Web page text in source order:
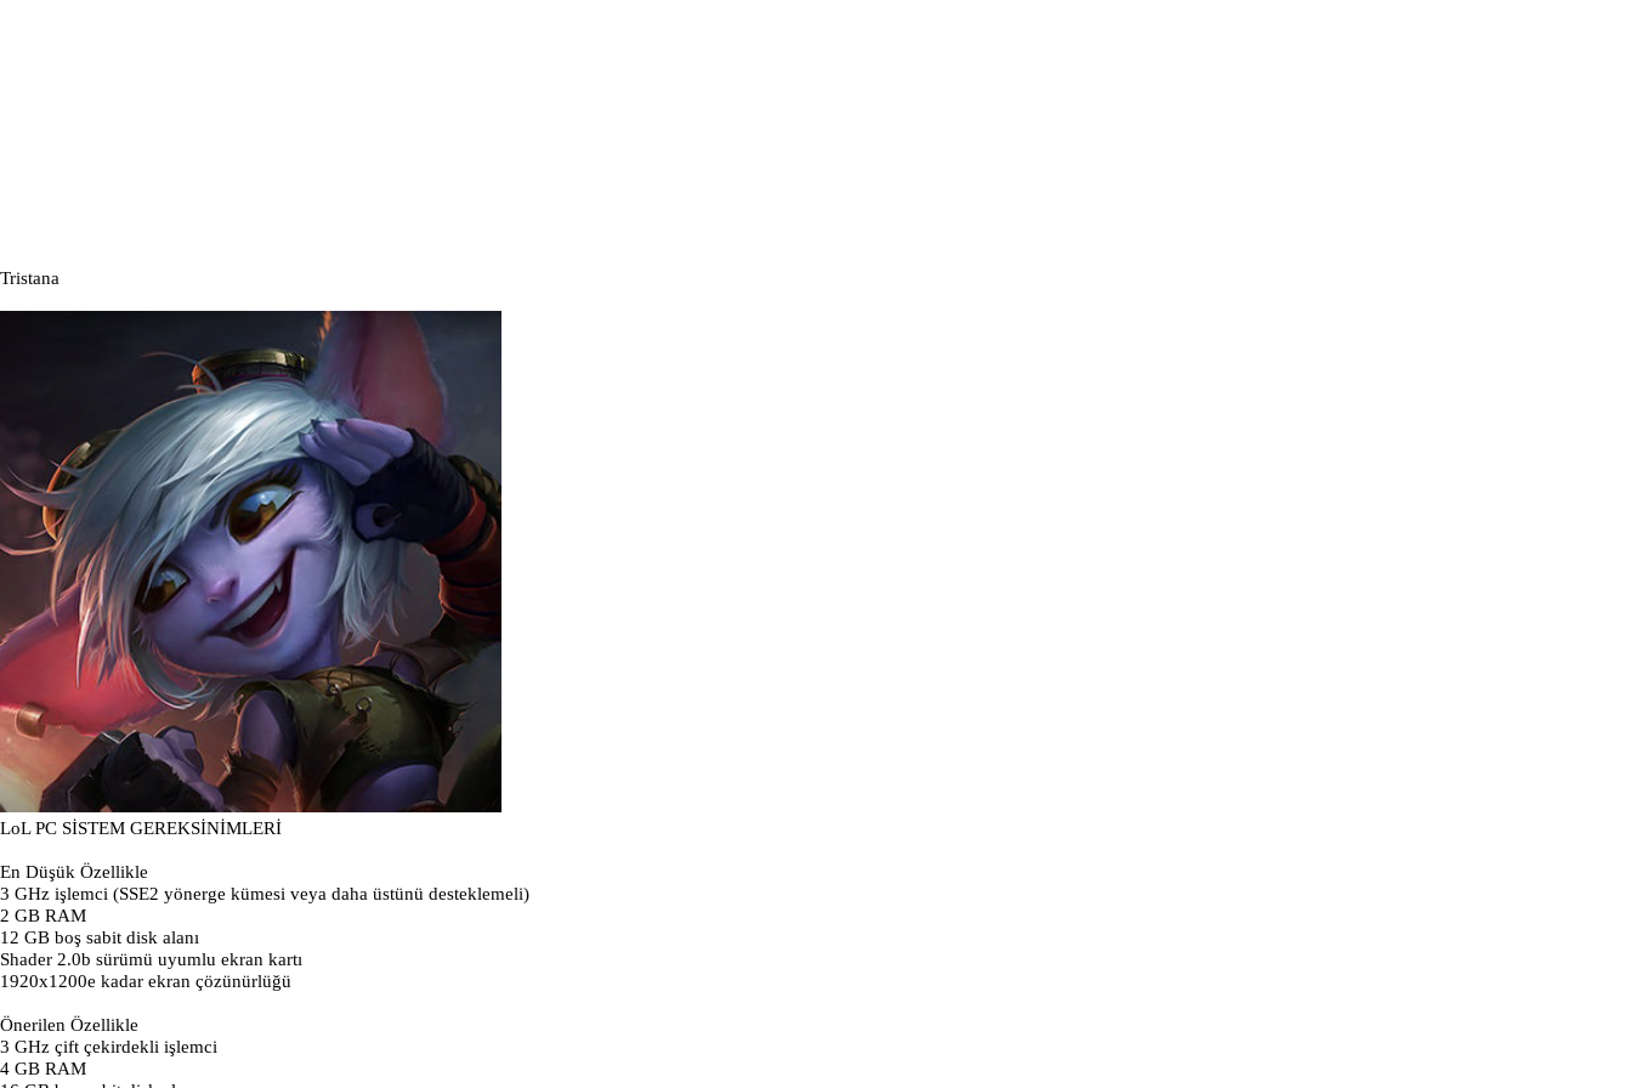
Tristana
LoL PC SİSTEM GEREKSİNİMLERİ
En Düşük Özellikle
3 GHz işlemci (SSE2 yönerge kümesi veya daha üstünü desteklemeli)
2 GB RAM
12 GB boş sabit disk alanı
Shader 2.0b sürümü uyumlu ekran kartı
1920x1200e kadar ekran çözünürlüğü
Önerilen Özellikle
3 GHz çift çekirdekli işlemci
4 GB RAM